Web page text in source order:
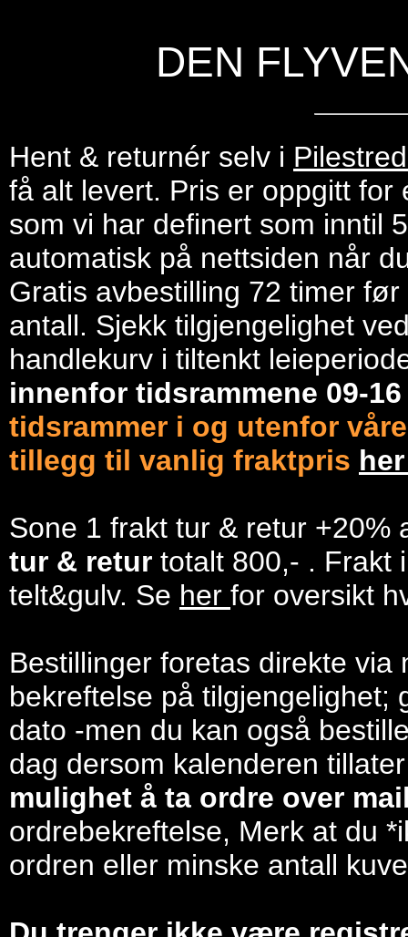
DEN
Hent & returnér selv i
få alt levert. Pris er oppgitt
som vi har definert som inntil
automatisk på nettsiden når
Gratis avbestilling 72 timer
antall. Sjekk tilgjengelighet
handlekurv i tiltenkt
innenfor tidsrammene 09-
tidsrammer i og utenfor
tillegg til vanlig fraktpris
Sone 1 frakt tur & retur +20%
tur & retur totalt 800,- . Frakt
telt&gulv. Se her for oversikt
Bestillinger foretas direkte
bekreftelse på tilgjengelighet;
dato -men du kan også
dag dersom kalenderen
mulighet å ta ordre over
ordrebekreftelse, Merk at du
ordren eller minske antall